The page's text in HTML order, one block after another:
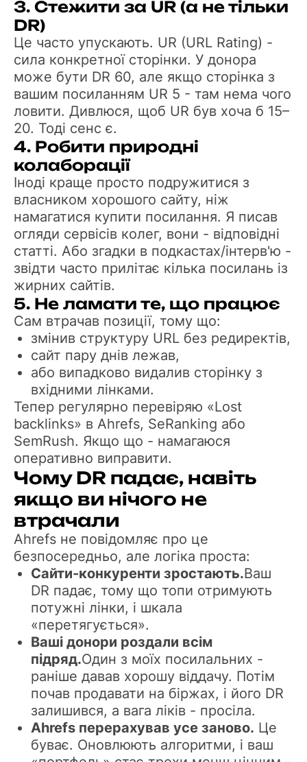
3. Стежити за UR (а не тільки
DR)
Це часто упускають. UR (URL Rating) -
сила конкретної сторінки. У донора
може бути DR 60, але якщо сторінка з
вашим посиланням UR 5 - там нема чого
ловити. Дивлюся, щоб UR був хоча б 15–
20. Тоді сенс є.
4. Робити природні
колаборації
Іноді краще просто подружитися з
власником хорошого сайту, ніж
намагатися купити посилання. Я писав
огляди сервісів колег, вони - відповідні
статті. Або згадки в подкастах/інтерв'ю -
звідти часто прилітає кілька посилань із
жирних сайтів.
5. Не ламати те, що працює
Сам втрачав позиції, тому що:
змінив структуру URL без редиректів,
сайт пару днів лежав,
або випадково видалив сторінку з
вхідними лінками.
Тепер регулярно перевіряю «Lost
backlinks» в Ahrefs, SeRanking або
SemRush. Якщо що - намагаюся
оперативно виправити.
Чому DR падає, навіть
якщо ви нічого не
втрачали
Ahrefs не повідомляє про це
безпосередньо, але логіка проста:
Сайти-конкуренти зростають.Ваш
DR падає, тому що топи отримують
потужні лінки, і шкала
«перетягується».
Ваші донори роздали всім
підряд.Один з моїх посилальних -
раніше давав хорошу віддачу. Потім
почав продавати на біржах, і його DR
залишився, а вага ліків - просіла.
Ahrefs перерахував усе заново. Це
буває. Оновлюють алгоритми, і ваш